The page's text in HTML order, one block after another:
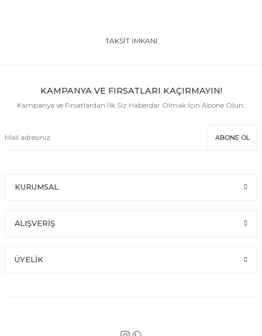
TAKSİT İMKANI
KAMPANYA VE FIRSATLARI KAÇIRMAYIN!
Kampanya ve Fırsatlardan İlk Siz Haberdar Olmak İçin Abone Olun:
ABONE OL
KURUMSAL
ALIŞVERİŞ
ÜYELİK